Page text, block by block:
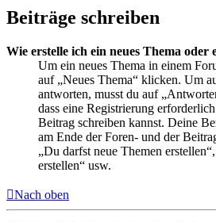
Beiträge schreiben
Wie erstelle ich ein neues Thema oder
Um ein neues Thema in einem
auf „Neues Thema“ klicken. Um
antworten, musst du auf
dass eine Registrierung
Beitrag schreiben kannst. Deine
am Ende der Foren- und der
„Du darfst neue Themen
erstellen“ usw.
Nach oben